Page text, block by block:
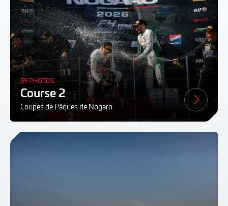
59 PHOTOS
Course 2
Coupes de Pâques de Nogaro